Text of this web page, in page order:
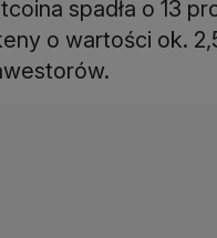
spadła o 13
o wartości ok.